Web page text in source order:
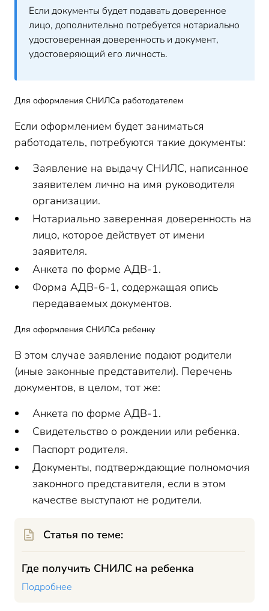
Если документы будет подавать доверенное
лицо, дополнительно потребуется нотариально
удостоверенная доверенность и документ,
удостоверяющий его личность.
Для оформления СНИЛСа работодателем
Если оформлением будет заниматься
работодатель, потребуются такие документы:
Заявление на выдачу СНИЛС, написанное
заявителем лично на имя руководителя
организации.
Нотариально заверенная доверенность на
лицо, которое действует от имени
заявителя.
Анкета по форме АДВ-1.
Форма АДВ-6-1, содержащая опись
передаваемых документов.
Для оформления СНИЛСа ребенку
В этом случае заявление подают родители
(иные законные представители). Перечень
документов, в целом, тот же:
Анкета по форме АДВ-1.
Свидетельство о рождении или ребенка.
Паспорт родителя.
Документы, подтверждающие полномочия
законного представителя, если в этом
качестве выступают не родители.
Статья по теме:
Где получить СНИЛС на ребенка
Подробнее